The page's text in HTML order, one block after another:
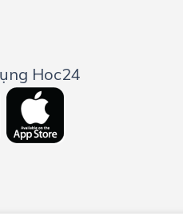
Hoc24